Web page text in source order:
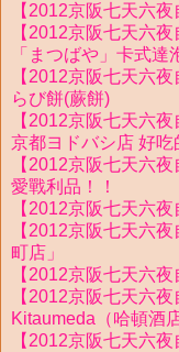
【2012京阪七天六
【2012京阪七天六
「まつばや」卡式達
【2012京阪七天六
らび餅(蕨餅)
【2012京阪七天六
京都ヨドバシ店 好吃
【2012京阪七天六
愛戰利品！！
【2012京阪七天六
【2012京阪七天六
町店」
【2012京阪七天六
【2012京阪七天六
Kitaumeda（哈頓酒
【2012京阪七天六